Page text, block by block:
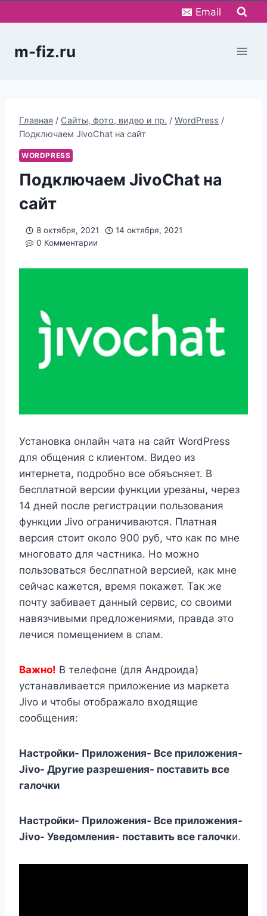
к
Email
m-fiz.ru
Главная / Сайты, фото, видео и пр. / WordPress /
Подключаем JivoChat на сайт
WORDPRESS
Подключаем JivoChat на
сайт
8 октября, 2021
14 октября, 2021
0 Комментарии
Установка онлайн чата на сайт WordPress
для общения с клиентом. Видео из
интернета, подробно все обяъсняет. В
бесплатной версии функции урезаны, через
14 дней после регистрации пользования
функции Jivo ограничиваются. Платная
версия стоит около 900 руб, что как по мне
многовато для частника. Но можно
пользоваться беслпатной версией, как мне
сейчас кажется, время покажет. Так же
почту забивает данный сервис, со своими
навязчивыми предложениями, правда это
лечися помещением в спам.
Важно! В телефоне (для Андроида)
устанавливается приложение из маркета
Jivo и чтобы отображало входящие
сообщения:
Настройки- Приложения- Все приложения-
Jivo- Другие разрешения- поставить все
галочки
Настройки- Приложения- Все приложения-
Jivo- Уведомления- поставить все галочки.